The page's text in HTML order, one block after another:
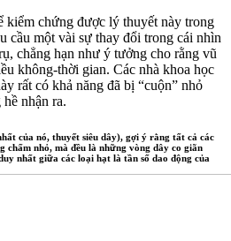
kiểm chứng được lý thuyết này trong
cầu một vài sự thay đổi trong cái nhìn
chẳng hạn như ý tưởng cho rằng vũ
không-thời gian. Các nhà khoa học
rất có khả năng đã bị “cuộn” nhỏ
nhận ra.
của nó, thuyết siêu dây), gợi ý rằng tất cả các
chấm nhỏ, mà đều là những vòng dây co giãn
nhất giữa các loại hạt là tần số dao động của